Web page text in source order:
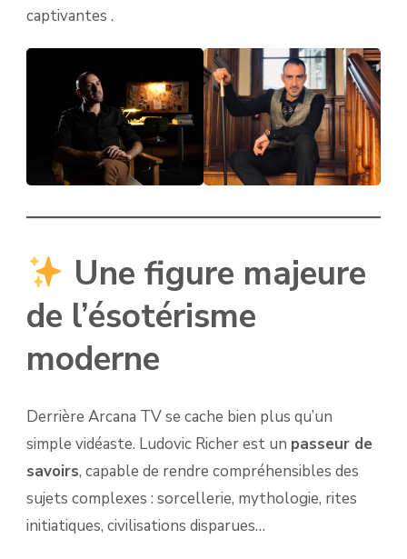
captivantes .
Une figure majeure
de l’ésotérisme
moderne
Derrière Arcana TV se cache bien plus qu’un
simple vidéaste. Ludovic Richer est un passeur de
savoirs, capable de rendre compréhensibles des
sujets complexes : sorcellerie, mythologie, rites
initiatiques, civilisations disparues…